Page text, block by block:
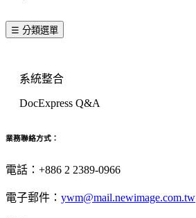
☰ 分類選單
系統整合
DocExpress Q&A
業務聯絡方式：
電話：+886 2 2389-0966
電子郵件： ywm@mail.newimage.com.tw